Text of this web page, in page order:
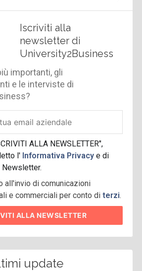
Iscriviti alla
newsletter di
University2Business
importanti, gli
e le interviste di
ALLA NEWSLETTER",
l' Informativa Privacye di
all'invio di comunicazioni
e commerciali per conto diterzi.
ALLA NEWSLETTER
update